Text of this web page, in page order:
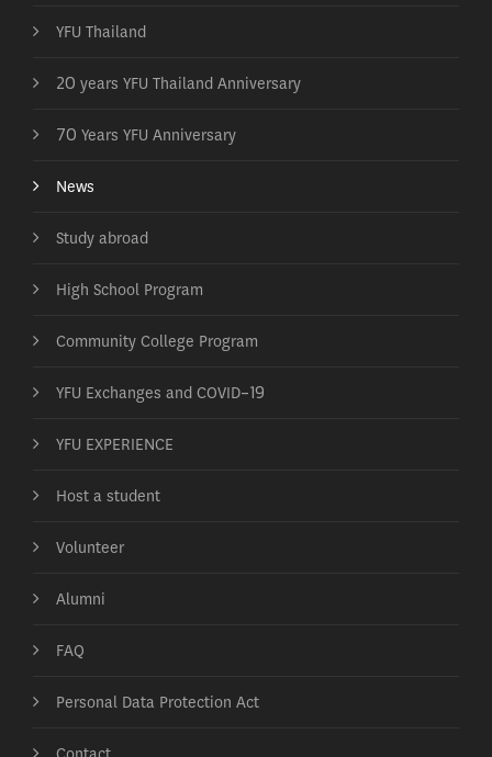
YFU Thailand
20 years YFU Thailand Anniversary
70 Years YFU Anniversary
News
Study abroad
High School Program
Community College Program
YFU Exchanges and COVID-19
YFU EXPERIENCE
Host a student
Volunteer
Alumni
FAQ
Personal Data Protection Act